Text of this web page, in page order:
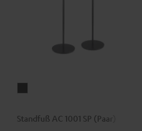
1001
Standfuß AC 1001 SP (Paar)